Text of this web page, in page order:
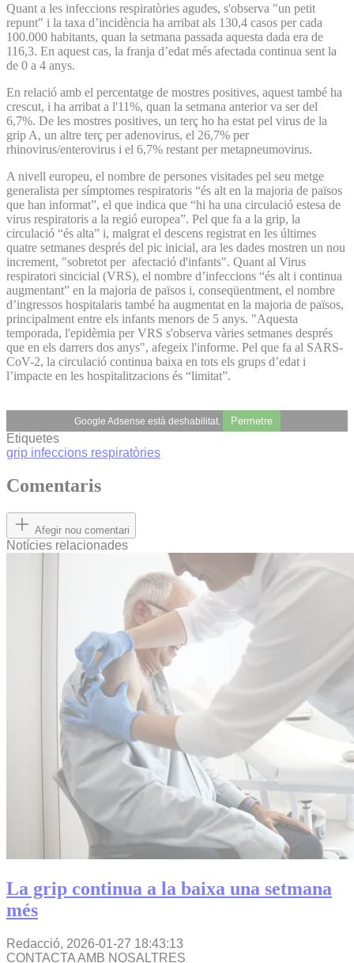
Quant a les infeccions respiratòries agudes, s'observa "un petit
repunt" i la taxa d’incidència ha arribat als 130,4 casos per cada
100.000 habitants, quan la setmana passada aquesta dada era de
116,3. En aquest cas, la franja d’edat més afectada continua sent la
de 0 a 4 anys.
En relació amb el percentatge de mostres positives, aquest també ha
crescut, i ha arribat a l'11%, quan la setmana anterior va ser del
6,7%. De les mostres positives, un terç ho ha estat pel virus de la
grip A, un altre terç per adenovirus, el 26,7% per
rhinovirus/enterovirus i el 6,7% restant per metapneumovirus.
A nivell europeu, el nombre de persones visitades pel seu metge
generalista per símptomes respiratoris “és alt en la majoria de països
que han informat”, el que indica que “hi ha una circulació estesa de
virus respiratoris a la regió europea”. Pel que fa a la grip, la
circulació “és alta” i, malgrat el descens registrat en les últimes
quatre setmanes després del pic inicial, ara les dades mostren un nou
increment, "sobretot per afectació d'infants". Quant al Virus
respiratori sincicial (VRS), el nombre d’infeccions “és alt i continua
augmentant” en la majoria de països i, conseqüentment, el nombre
d’ingressos hospitalaris també ha augmentat en la majoria de països,
principalment entre els infants menors de 5 anys. "Aquesta
temporada, l'epidèmia per VRS s'observa vàries setmanes després
que en els darrers dos anys", afegeix l'informe. Pel que fa al SARS-
CoV-2, la circulació continua baixa en tots els grups d’edat i
l’impacte en les hospitalitzacions és “limitat”.
Google Adsense està deshabilitat. Permetre
Etiquetes
grip infeccions respiratòries
Comentaris
Afegir nou comentari
Notícies relacionades
La grip continua a la baixa una setmana
més
Redacció, 2026-01-27 18:43:13
CONTACTA AMB NOSALTRES